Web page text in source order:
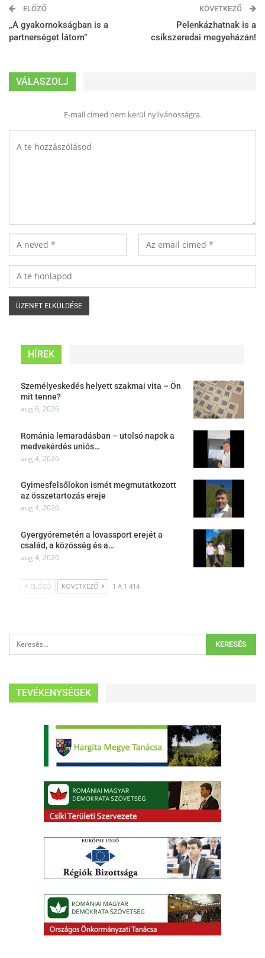
ELŐZŐ
„A gyakornokságban is a
partnerséget látom”
KÖVETKEZŐ
Pelenkázhatnak is a
csíkszeredai megyeházán!
VÁLASZOLJ
E-mail címed nem kerül nyilvánosságra.
HÍREK
Személyeskedés helyett szakmai vita – Ön
mit tenne?
aug 6, 2026
Románia lemaradásban – utolsó napok a
medvekérdés uniós…
aug 4, 2026
Gyimesfelsőlokon ismét megmutatkozott
az összetartozás ereje
aug 4, 2026
Gyergyóremetén a lovassport erejét a
család, a közösség és a…
aug 4, 2026
ELŐZŐ KÖVETKEZŐ 1 A 1 414
TEVÉKENYSÉGEK